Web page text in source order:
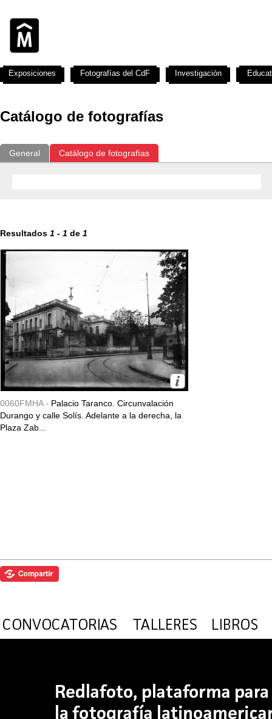
Catálogo de fotografías
General Catálogo de fotografías
Resultados 1 - 1 de 1
0060FMHA - Palacio Taranco. Circunvalación
Durango y calle Solís. Adelante a la derecha, la
Plaza Zab...
Exposiciones Fotografías del CdF Investigación